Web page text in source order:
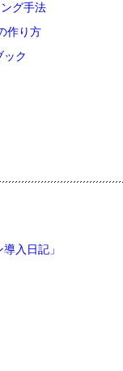
グ手法
作り方
ック
入日記」